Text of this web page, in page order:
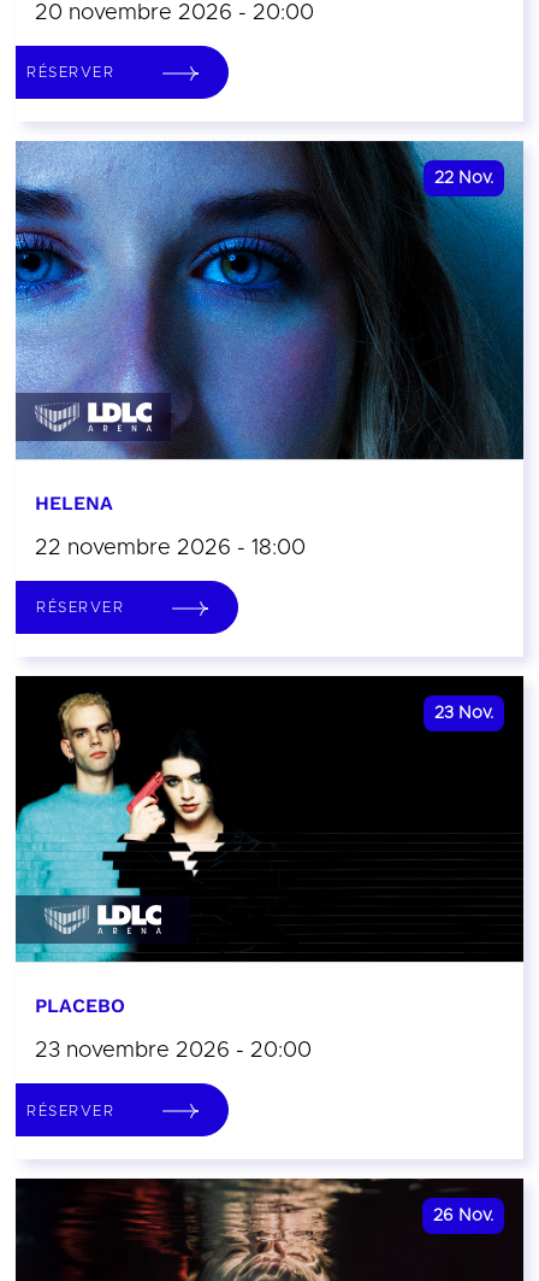
20 novembre 2026 - 20:00
RÉSERVER
22 Nov.
HELENA
22 novembre 2026 - 18:00
RÉSERVER
23 Nov.
PLACEBO
23 novembre 2026 - 20:00
RÉSERVER
26 Nov.